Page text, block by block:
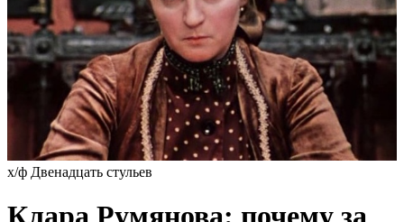
х/ф Двенадцать стульев